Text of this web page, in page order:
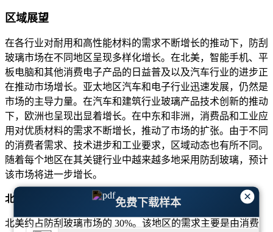
×
免费下载样本
区域展望
在各行业对耐用和高性能材料的需求不断增长的推动下，防刮
玻璃市场在不同地区呈现多样化增长。在北美，智能手机、平
板电脑和其他消费电子产品的日益普及以及汽车行业的进步正
在推动市场增长。亚太地区汽车和电子行业迅速发展，仍然是
市场的主导力量。在汽车和建筑行业玻璃产品技术创新的推动
下，欧洲也呈现出显着增长。在中东和非洲，消费品和工业应
用对优质材料的需求不断增长，推动了市场的扩张。由于不同
的消费者需求、技术进步和工业要求，区域动态也有所不同。
随着每个地区在其关键行业中越来越多地采用防刮玻璃，预计
该市场将进一步增长。
北美
北美约占防刮玻璃市场的 30%。该地区的需求主要是由消费